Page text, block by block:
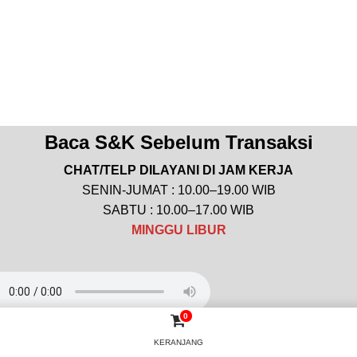
Baca S&K Sebelum Transaksi
CHAT/TELP DILAYANI DI JAM KERJA
SENIN-JUMAT : 10.00–19.00 WIB
SABTU : 10.00–17.00 WIB
MINGGU LIBUR
buat website? Klik Disini
0
KERANJANG